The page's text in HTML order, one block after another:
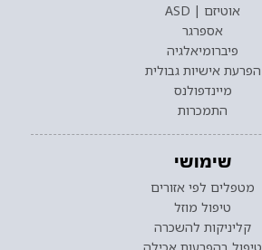
אוטיזם | ASD
אספרגר
פיברומיאלגיה
הפרעת אישיות גבולית
מיינדפולנס
התמכרות
שימושי
מטפלים לפי אזורים
טיפול מוזל
קליניקות להשכרה